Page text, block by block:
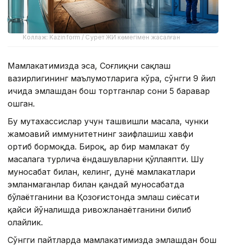
Коллаж: Kazinform / Сурет ЖИ көмегімен жасалған
Мамлакатимизда эса, Соғлиқни сақлаш
вазирлигининг маълумотларига кўра, сўнгги 9 йил
ичида эмлашдан бош тортганлар сони 5 баравар
ошган.
Бу мутахассислар учун ташвишли масала, чунки
жамоавий иммунитетнинг заифлашиш хавфи
ортиб бормоқда. Бироқ, ҳар бир мамлакат бу
масалага турлича ёндашувларни қўллаяпти. Шу
муносабат билан, келинг, дунё мамлакатлари
эмланмаганлар билан қандай муносабатда
бўлаётганини ва Қозоғистонда эмлаш сиёсати
қайси йўналишда ривожланаётганини билиб
олайлик.
Сўнгги пайтларда мамлакатимизда эмлашдан бош